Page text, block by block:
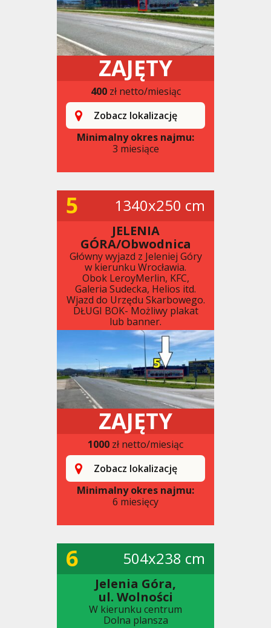
ZAJĘTY
400zł netto/miesiąc
Zobacz lokalizację
Minimalny okres najmu:
3 miesiące
5 1340x250 cm
JELENIA
GÓRA/Obwodnica
Główny wyjazd z Jeleniej Góry
w kierunku Wrocławia.
Obok LeroyMerlin, KFC,
Galeria Sudecka, Helios itd.
Wjazd do Urzędu Skarbowego.
DŁUGI BOK- Możliwy plakat
lub banner.
ZAJĘTY
1000 zł netto/miesiąc
Zobacz lokalizację
Minimalny okres najmu:
6 miesięcy
6 504x238 cm
Jelenia Góra,
ul. Wolności
W kierunku centrum
Dolna plansza